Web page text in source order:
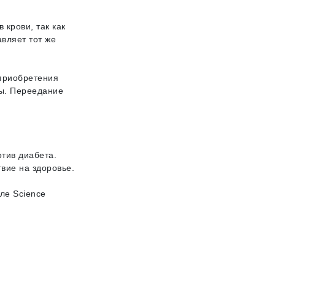
так как
тот же
Переедание
диабета.
на здоровье.
Science